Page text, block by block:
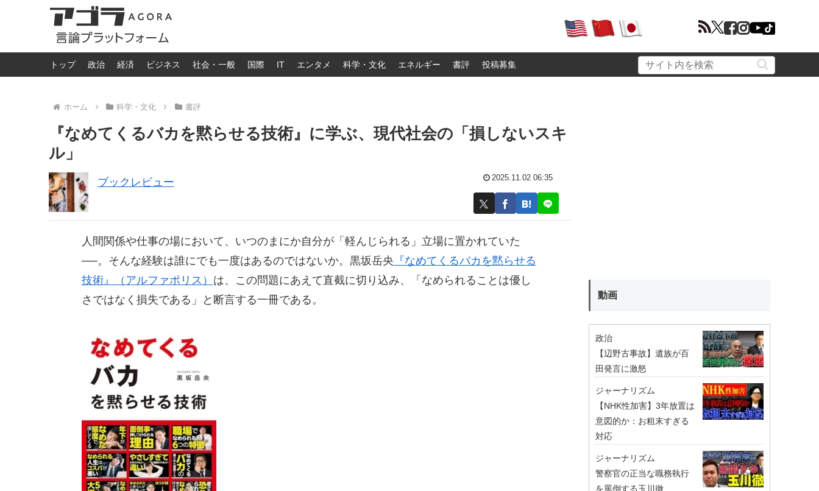
トップ 政治 経済 ビジネス 社会・一般 国際 IT エンタメ 科学・文化 エネルギー 書評 投稿募集
ホーム 科学・文化 書評
『なめてくるバカを黙らせる技術』に学ぶ、現代社会の「損しないスキ
ル」
ブックレビュー 2025.11.02 06:35
人間関係や仕事の場において、いつのまにか自分が「軽んじられる」立場に置かれていた
──。そんな経験は誰にでも一度はあるのではないか。黒坂岳央 『なめてくるバカを黙らせる
技術』（アルファポリス） は、この問題にあえて直截に切り込み、「なめられることは優し
さではなく損失である」と断言する一冊である。
動画
政治
【辺野古事故】遺族が百
田発言に激怒
ジャーナリズム
【NHK性加害】3年放置は
意図的か：お粗末すぎる
対応
ジャーナリズム
警察官の正当な職務執行
を罵倒する玉川徹